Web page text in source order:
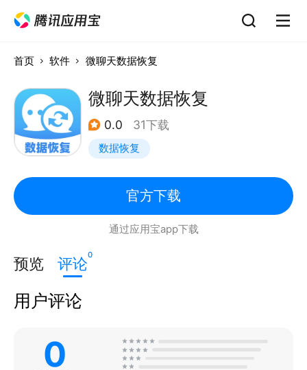
首页 软件 微聊天数据恢复
微聊天数据恢复
0.0 31下载
数据恢复
官方下载
通过应用宝app下载
预览 评论0
用户评论
0